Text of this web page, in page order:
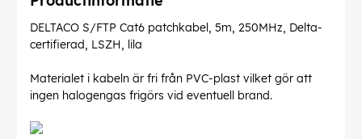
DELTACO S/FTP Cat6 patchkabel, 5m, 250MHz, Delta-
certifierad, LSZH, lila
Materialet i kabeln är fri från PVC-plast vilket gör att
ingen halogengas frigörs vid eventuell brand.